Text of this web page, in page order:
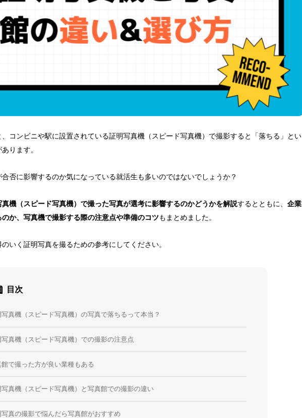
コンビニや駅に設置されている証明写真機（スピード写真機）で撮影すると「落ちる」とい
ります。
否に影響するのか気になっている就活生も多いのではないでしょうか？
真機（スピード写真機）で撮った写真が選考に影響するのかどうかを解説するとともに、 企業
か、写真機で撮影する際の注意点や準備のコツもまとめました。
いく証明写真を撮るための参考にしてください。
目次
写真機（スピード写真機）の写真で落ちるって本当？
写真機（スピード写真機）での撮影の注意点
館で撮った方が良い業種もある
写真機（スピード写真機）と写真館での撮影の違い
写真の撮影で悩んだら写真館がおすすめ